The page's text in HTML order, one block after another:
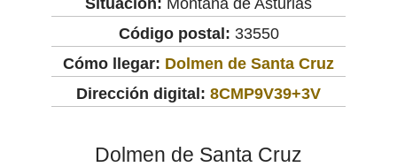
Código postal: 33550
Cómo llegar: Dolmen de Santa Cruz
Dirección digital: 8CMP9V39+3V
Dolmen de Santa Cruz